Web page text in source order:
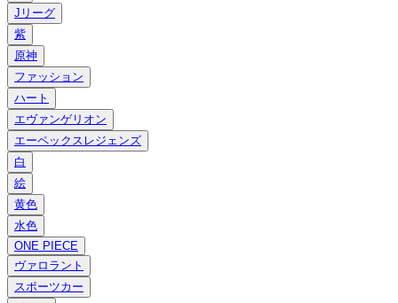
Jリーグ
紫
原神
ファッション
ハート
エヴァンゲリオン
エーペックスレジェンズ
白
絵
黄色
水色
ONE PIECE
ヴァロラント
スポーツカー